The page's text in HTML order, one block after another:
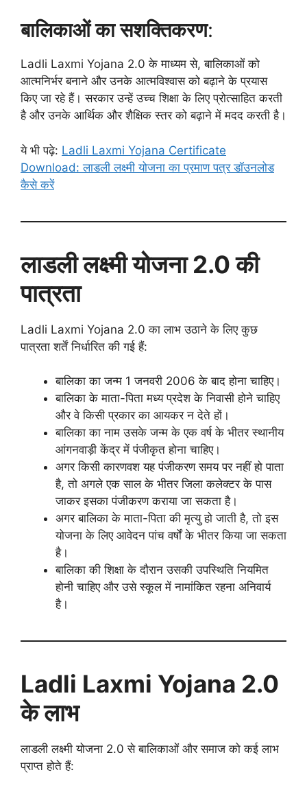
बालिकाओं का सशक्तिकरण:
Ladli Laxmi Yojana 2.0 के माध्यम से, बालिकाओं को
आत्मनिर्भर बनाने और उनके आत्मविश्वास को बढ़ाने के प्रयास
किए जा रहे हैं। सरकार उन्हें उच्च शिक्षा के लिए प्रोत्साहित करती
है और उनके आर्थिक और शैक्षिक स्तर को बढ़ाने में मदद करती है।
ये भी पढ़े: Ladli Laxmi Yojana Certificate
Download: लाडली लक्ष्मी योजना का प्रमाण पत्र डॉउनलोड
कैसे करें
लाडली लक्ष्मी योजना 2.0 की
पात्रता
Ladli Laxmi Yojana 2.0 का लाभ उठाने के लिए कुछ
पात्रता शर्तें निर्धारित की गई हैं:
बालिका का जन्म 1 जनवरी 2006 के बाद होना चाहिए।
बालिका के माता-पिता मध्य प्रदेश के निवासी होने चाहिए
और वे किसी प्रकार का आयकर न देते हों।
बालिका का नाम उसके जन्म के एक वर्ष के भीतर स्थानीय
आंगनवाड़ी केंद्र में पंजीकृत होना चाहिए।
अगर किसी कारणवश यह पंजीकरण समय पर नहीं हो पाता
है, तो अगले एक साल के भीतर जिला कलेक्टर के पास
जाकर इसका पंजीकरण कराया जा सकता है।
अगर बालिका के माता-पिता की मृत्यु हो जाती है, तो इस
योजना के लिए आवेदन पांच वर्षों के भीतर किया जा सकता
है।
बालिका की शिक्षा के दौरान उसकी उपस्थिति नियमित
होनी चाहिए और उसे स्कूल में नामांकित रहना अनिवार्य
है।
Ladli Laxmi Yojana 2.0
के लाभ
लाडली लक्ष्मी योजना 2.0 से बालिकाओं और समाज को कई लाभ
प्राप्त होते हैं: